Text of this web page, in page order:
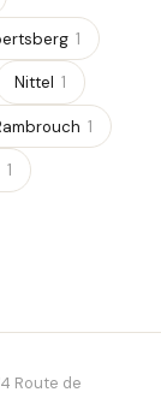
1
Nittel 1
1
1
Route de